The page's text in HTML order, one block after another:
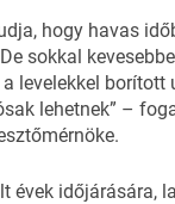
hogy havas
sokkal
levelekkel borított
lehetnek” –
évek időjárására,